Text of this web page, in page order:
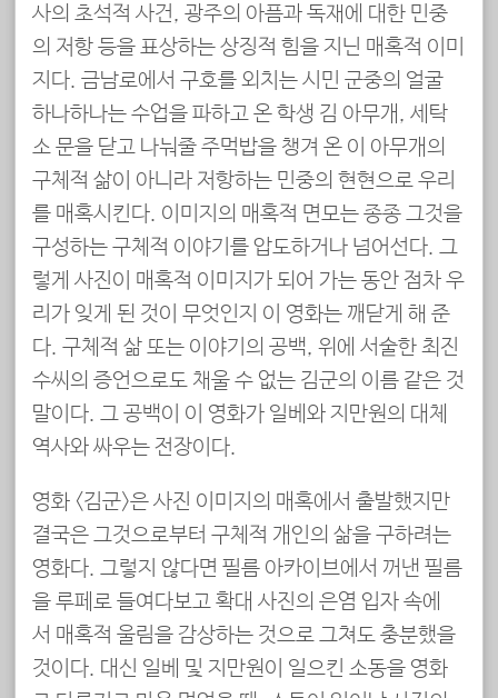
사의 초석적 사건, 광주의 아픔과 독재에 대한 민중
의 저항 등을 표상하는 상징적 힘을 지닌 매혹적 이미
지다. 금남로에서 구호를 외치는 시민 군중의 얼굴
하나하나는 수업을 파하고 온 학생 김 아무개, 세탁
소 문을 닫고 나눠줄 주먹밥을 챙겨 온 이 아무개의
구체적 삶이 아니라 저항하는 민중의 현현으로 우리
를 매혹시킨다. 이미지의 매혹적 면모는 종종 그것을
구성하는 구체적 이야기를 압도하거나 넘어선다. 그
렇게 사진이 매혹적 이미지가 되어 가는 동안 점차 우
리가 잊게 된 것이 무엇인지 이 영화는 깨닫게 해 준
다. 구체적 삶 또는 이야기의 공백, 위에 서술한 최진
수씨의 증언으로도 채울 수 없는 김군의 이름 같은 것
말이다. 그 공백이 이 영화가 일베와 지만원의 대체
역사와 싸우는 전장이다.
영화 <김군>은 사진 이미지의 매혹에서 출발했지만
결국은 그것으로부터 구체적 개인의 삶을 구하려는
영화다. 그렇지 않다면 필름 아카이브에서 꺼낸 필름
을 루페로 들여다보고 확대 사진의 은염 입자 속에
서 매혹적 울림을 감상하는 것으로 그쳐도 충분했을
것이다. 대신 일베 및 지만원이 일으킨 소동을 영화